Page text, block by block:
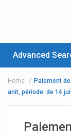
Advanced
Home
Paiement
anit, période: de 14